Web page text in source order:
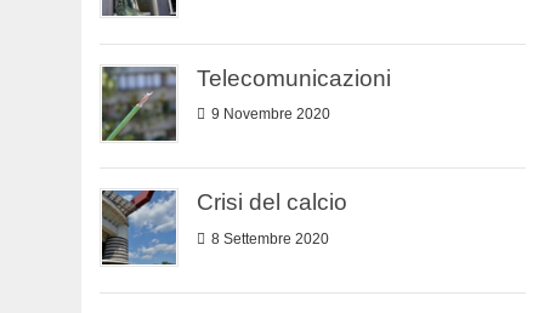
Telecomunicazioni
9 Novembre 2020
Crisi del calcio
8 Settembre 2020